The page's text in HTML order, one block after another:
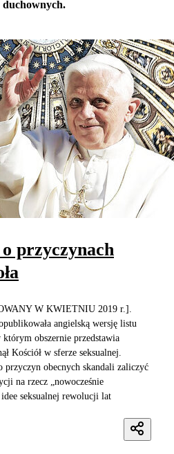
duchownych.
przyczynach
W KWIETNIU 2019 r.].
angielską wersję listu
obszernie przedstawia
Kościół w sferze seksualnej.
przyczyn obecnych skandali zaliczyć
na rzecz „nowocześnie
seksualnej rewolucji lat